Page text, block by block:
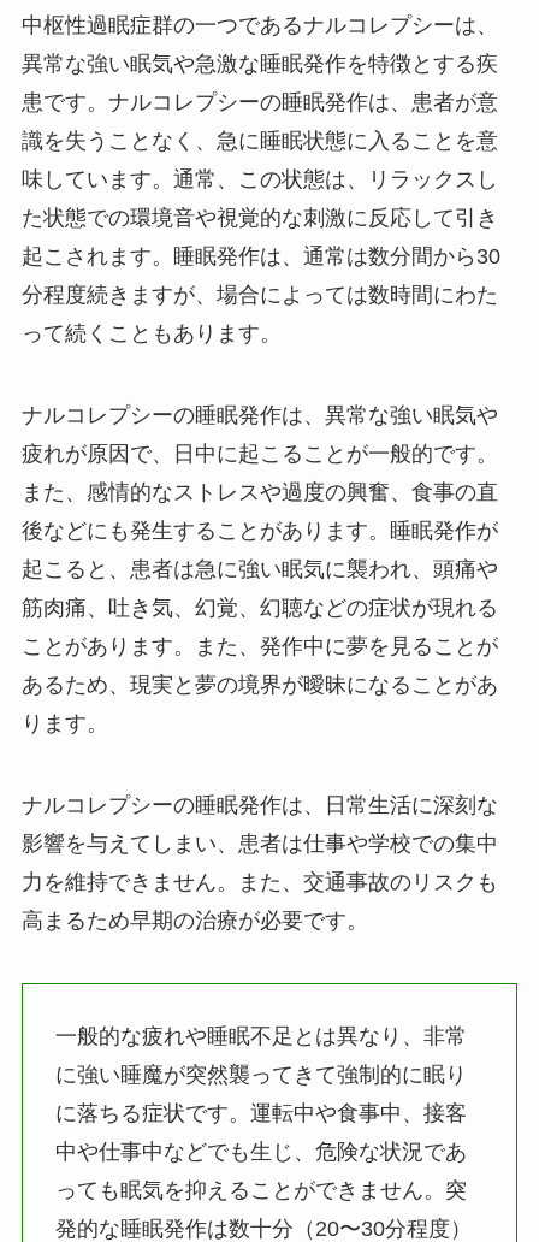
中枢性過眠症群の一つであるナルコレプシーは、
異常な強い眠気や急激な睡眠発作を特徴とする疾
患です。ナルコレプシーの睡眠発作は、患者が意
識を失うことなく、急に睡眠状態に入ることを意
味しています。通常、この状態は、リラックスし
た状態での環境音や視覚的な刺激に反応して引き
起こされます。睡眠発作は、通常は数分間から30
分程度続きますが、場合によっては数時間にわた
って続くこともあります。
ナルコレプシーの睡眠発作は、異常な強い眠気や
疲れが原因で、日中に起こることが一般的です。
また、感情的なストレスや過度の興奮、食事の直
後などにも発生することがあります。睡眠発作が
起こると、患者は急に強い眠気に襲われ、頭痛や
筋肉痛、吐き気、幻覚、幻聴などの症状が現れる
ことがあります。また、発作中に夢を見ることが
あるため、現実と夢の境界が曖昧になることがあ
ります。
ナルコレプシーの睡眠発作は、日常生活に深刻な
影響を与えてしまい、患者は仕事や学校での集中
力を維持できません。また、交通事故のリスクも
高まるため早期の治療が必要です。
一般的な疲れや睡眠不足とは異なり、非常
に強い睡魔が突然襲ってきて強制的に眠り
に落ちる症状です。運転中や食事中、接客
中や仕事中などでも生じ、危険な状況であ
っても眠気を抑えることができません。突
発的な睡眠発作は数十分（20〜30分程度）